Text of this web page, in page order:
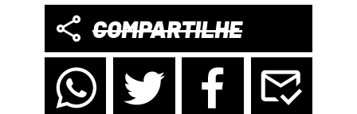
COMPARTILHE